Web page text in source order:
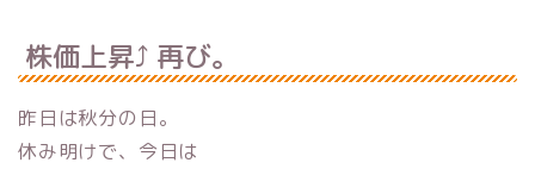
株価上昇⤴︎ 再び。
昨日は秋分の日。
休み明けで、今日は